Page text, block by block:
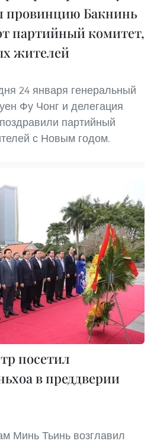
провинцию Бакнинь
партийный комитет,
жителей
24 января генеральный
Фу Чонг и делегация
партийный
с Новым годом.
посетил
в преддверии
Минь Тьинь возглавил